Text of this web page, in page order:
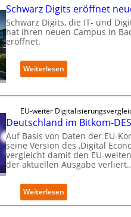
i
v
e
r
d
g
e
n
t
e
l
l
i
e
n
z
n
t
a
t
e
e
t
e
r
v
e
a
h
t
r
o
t
-
a
e
n
s
a
u
b
e
r
i
Schwarz Digits eröffnet
Schwarz Digits, die IT- und
hat ihren neuen Campus in
eröffnet.
Weiterlesen:
S
w
a
r
z
D
i
i
t
s
EU-weiter
Deutschland im Bitkom-
Auf Basis von Daten der EU-
seine Version des ‚Digital
vergleicht damit den EU-
der aktuellen Ausgabe
Weiterlesen:
D